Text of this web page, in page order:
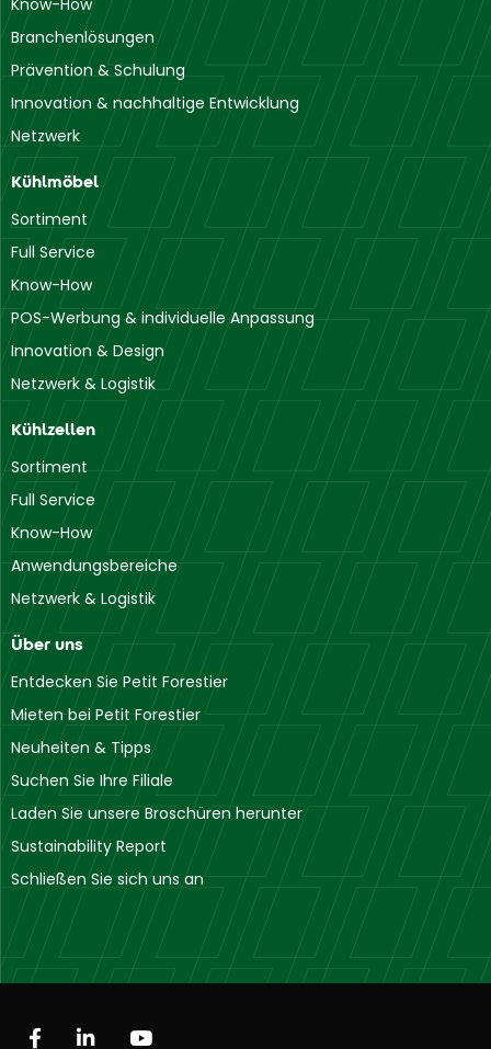
Branchenlösungen
Prävention & Schulung
Innovation & nachhaltige Entwicklung
Netzwerk
Kühlmöbel
Sortiment
Full Service
Know-How
POS-Werbung & individuelle Anpassung
Innovation & Design
Netzwerk & Logistik
Kühlzellen
Sortiment
Full Service
Know-How
Anwendungsbereiche
Netzwerk & Logistik
Über uns
Entdecken Sie Petit Forestier
Mieten bei Petit Forestier
Neuheiten & Tipps
Suchen Sie Ihre Filiale
Laden Sie unsere Broschüren herunter
Sustainability Report
Schließen Sie sich uns an